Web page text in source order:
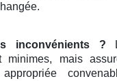
inconvénients ?
minimes, mais